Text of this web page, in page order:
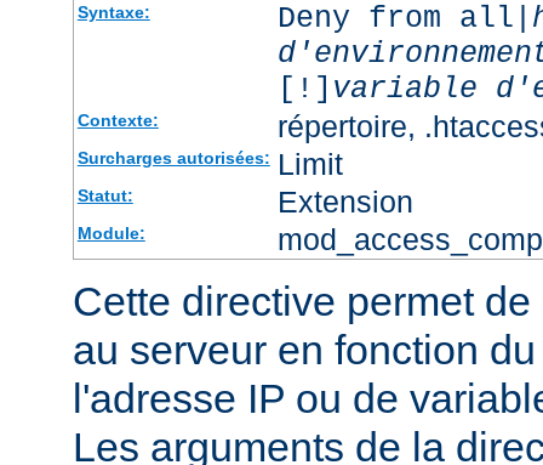
Syntaxe: Deny from all|
[!] variable
Contexte: répertoire,
Surcharges autorisées: Limit
Statut: Extension
Module:
Cette directive permet
au serveur en fonction
l'adresse IP ou de
Les arguments de la